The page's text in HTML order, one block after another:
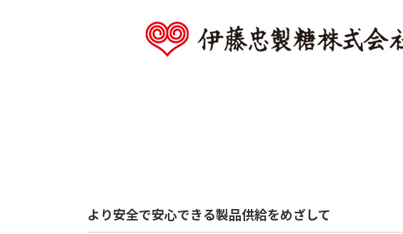
より安全で安心できる製品供給をめざして